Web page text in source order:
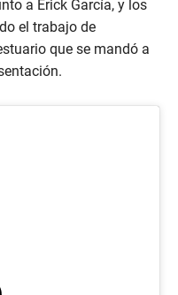
a Erick García, y los
el trabajo de
que se mandó a